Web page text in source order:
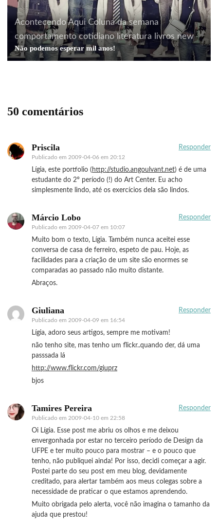
Acontecendo Aqui Coluna da semana
comportamento cotidiano literatura livros new
Não podemos esperar mil anos!
50 comentários
Priscila
Publicado em 2009-04-06 em 20:12
Responder
Lígia, este portfolio ( http://studio.angoulvant.net) é de uma
estudante do 2º período (!) do Art Center. Eu acho
simplesmente lindo, até os exercícios dela são lindos.
Márcio Lobo
Publicado em 2009-04-07 em 10:07
Responder
Muito bom o texto, Lígia. Também nunca aceitei esse
conversa de casa de ferreiro, espeto de pau. Hoje, as
facilidades para a criação de um site são enormes se
comparadas ao passado não muito distante.
Abraços.
Giuliana
Publicado em 2009-04-09 em 16:54
Responder
Lígia, adoro seus artigos, sempre me motivam!
não tenho site, mas tenho um flickr..quando der, dá uma
passsada lá
http://www.flickr.com/giuprz
bjos
Tamires Pereira
Publicado em 2009-04-10 em 22:58
Responder
Oi Lígia. Esse post me abriu os olhos e me deixou
envergonhada por estar no terceiro período de Design da
UFPE e ter muito pouco para mostrar – e o pouco que
tenho, não publiquei ainda! Por isso, decidi começar a agir.
Postei parte do seu post em meu blog, devidamente
creditado, para alertar também aos meus colegas sobre a
necessidade de praticar o que estamos aprendendo.
Muito obrigada pelo alerta, você não imagina o tamanho da
ajuda que prestou!